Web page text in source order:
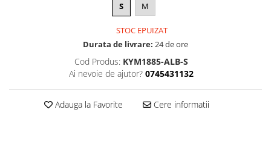
S M
STOC EPUIZAT
Durata de livrare: 24 de ore
Cod Produs: KYM1885-ALB-S
Ai nevoie de ajutor? 0745431132
Adauga la Favorite Cere informatii